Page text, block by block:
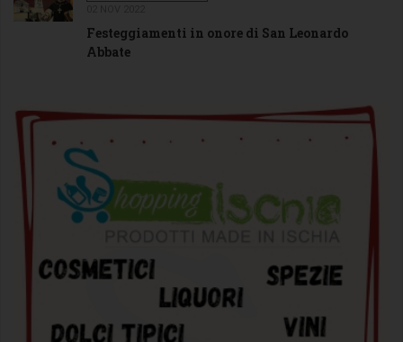
Festeggiamenti in onore di San Leonardo
Abbate